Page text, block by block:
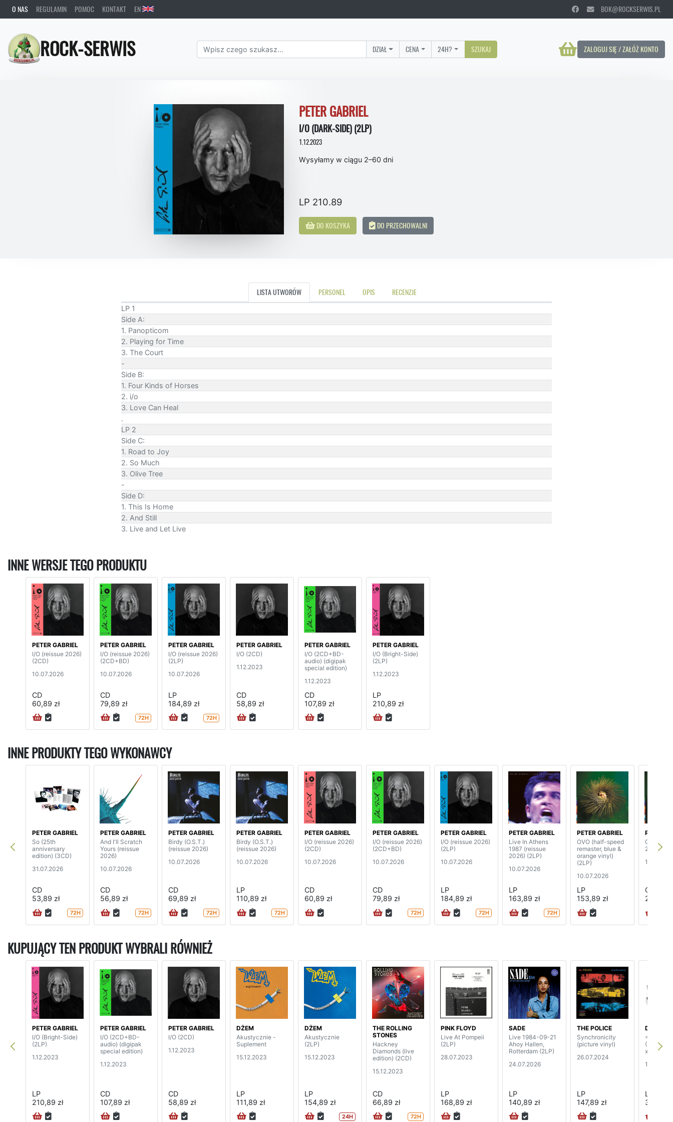
O NAS REGULAMIN POMOC KONTAKT EN BOK@ROCKSERWIS.PL
ROCK-SERWIS ZALOGUJ SIĘ / ZAŁÓŻ KONTO
DZIAŁ CENA 24H? SZUKAJ
PETER GABRIEL
I/O (DARK-SIDE) (2LP)
1.12.2023
Wysyłamy w ciągu 2–60 dni
LP 210.89
DO KOSZYKA DO PRZECHOWALNI
LISTA UTWORÓW PERSONEL OPIS RECENZJE
LP 1
Side A:
1. Panopticom
2. Playing for Time
3. The Court
-
Side B:
1. Four Kinds of Horses
2. i/o
3. Love Can Heal
.
LP 2
Side C:
1. Road to Joy
2. So Much
3. Olive Tree
-
Side D:
1. This Is Home
2. And Still
3. Live and Let Live
INNE WERSJE TEGO PRODUKTU
PETER GABRIEL
I/O (reissue 2026)
(2CD)
10.07.2026
CD
60,89 zł
PETER GABRIEL
I/O (reissue 2026)
(2CD+BD)
10.07.2026
CD
79,89 zł
72H
PETER GABRIEL
I/O (reissue 2026)
(2LP)
10.07.2026
LP
184,89 zł
72H
PETER GABRIEL
I/O (2CD)
1.12.2023
CD
58,89 zł
PETER GABRIEL
I/O (2CD+BD-
audio) (digipak
special edition)
1.12.2023
CD
107,89 zł
PETER GABRIEL
I/O (Bright-Side)
(2LP)
1.12.2023
LP
210,89 zł
INNE PRODUKTY TEGO WYKONAWCY
PETER GABRIEL
So (25th
anniversary
edition) (3CD)
31.07.2026
CD
53,89 zł
72H
PETER GABRIEL
And I'll Scratch
Yours (reissue
2026)
10.07.2026
CD
56,89 zł
72H
PETER GABRIEL
Birdy (O.S.T.)
(reissue 2026)
10.07.2026
CD
69,89 zł
72H
PETER GABRIEL
Birdy (O.S.T.)
(reissue 2026)
10.07.2026
LP
110,89 zł
72H
PETER GABRIEL
I/O (reissue 2026)
(2CD)
10.07.2026
CD
60,89 zł
PETER GABRIEL
I/O (reissue 2026)
(2CD+BD)
10.07.2026
CD
79,89 zł
72H
PETER GABRIEL
I/O (reissue 2026)
(2LP)
10.07.2026
LP
184,89 zł
72H
PETER GABRIEL
Live In Athens
1987 (reissue
2026) (2LP)
10.07.2026
LP
163,89 zł
72H
PETER GABRIEL
OVO (half-speed
remaster, blue &
orange vinyl)
(2LP)
10.07.2026
LP
153,89 zł
PETER
OVO
2026)
CD
28,89 zł
KUPUJĄCY TEN PRODUKT WYBRALI RÓWNIEŻ
PETER GABRIEL
I/O (Bright-Side)
(2LP)
1.12.2023
LP
210,89 zł
PETER GABRIEL
I/O (2CD+BD-
audio) (digipak
special edition)
1.12.2023
CD
107,89 zł
PETER GABRIEL
I/O (2CD)
1.12.2023
CD
58,89 zł
DŻEM
Akustycznie -
Suplement
15.12.2023
LP
111,89 zł
DŻEM
Akustycznie
(2LP)
15.12.2023
LP
154,89 zł
24H
THE ROLLING
STONES
Hackney
Diamonds (live
edition) (2CD)
15.12.2023
CD
66,89 zł
72H
PINK FLOYD
Live At Pompeii
(2LP)
28.07.2023
LP
168,89 zł
SADE
Live 1984-09-21
Ahoy Hallen,
Rotterdam (2LP)
24.07.2026
LP
140,89 zł
THE POLICE
Synchronicity
(picture vinyl)
26.07.2024
LP
147,89 zł
DEEP
=1
LP
358,89